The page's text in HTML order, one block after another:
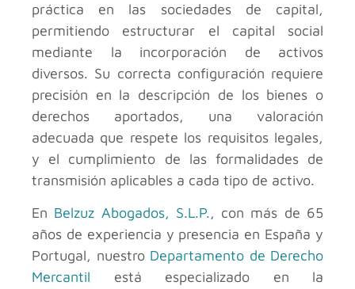
práctica en las sociedades de capital,
permitiendo estructurar el capital social
mediante la incorporación de activos
diversos. Su correcta configuración requiere
precisión en la descripción de los bienes o
derechos aportados, una valoración
adecuada que respete los requisitos legales,
y el cumplimiento de las formalidades de
transmisión aplicables a cada tipo de activo.
En Belzuz Abogados, S.L.P., con más de 65
años de experiencia y presencia en España y
Portugal, nuestro Departamento de Derecho
Mercantil está especializado en la